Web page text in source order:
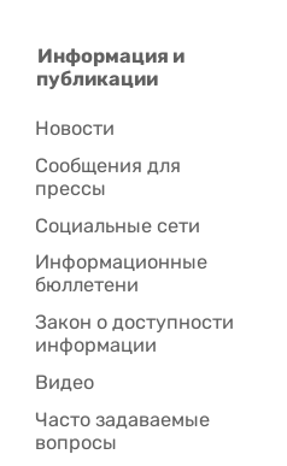
Информация и
публикации
Новости
Сообщения для
прессы
Социальные сети
Информационные
бюллетени
Закон о доступности
информации
Видео
Часто задаваемые
вопросы